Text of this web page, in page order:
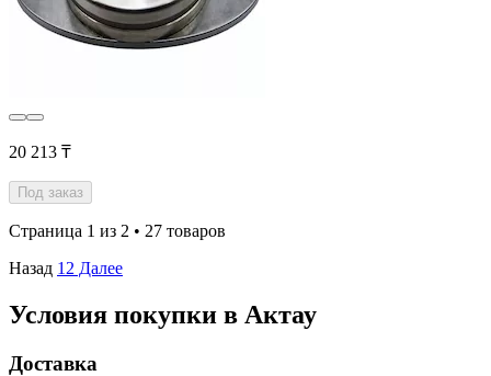
20 213 ₸
Под заказ
Страница 1 из 2 • 27 товаров
Назад 1 2 Далее
Условия покупки в Актау
Доставка